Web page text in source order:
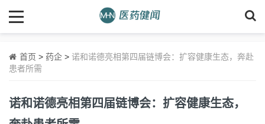
首页 > 药企 > 诺和诺德亮相第四届链博会：扩容健康生态，奔赴
患者所需
诺和诺德亮相第四届链博会：扩容健康生态，